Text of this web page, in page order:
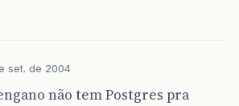
set. de 2004
não tem Postgres pra